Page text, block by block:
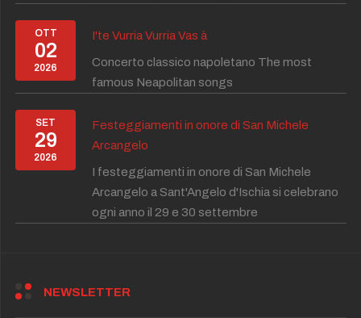
OTT
02
2026
I'te Vurria Vurria Vas à
Concerto classico napoletano The most
famous Neapolitan songs
SET
29
2026
Festeggiamenti in onore di San Michele
Arcangelo
I festeggiamenti in onore di San Michele
Arcangelo a Sant'Angelo d'Ischia si celebrano
ogni anno il 29 e 30 settembre
NEWSLETTER